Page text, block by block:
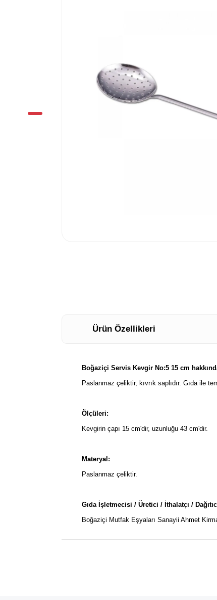
Ürün Özellikleri
Boğaziçi Servis Kevgir No:5 15 cm
Paslanmaz çeliktir, kıvrık saplıdır. Gıda ile
Ölçüleri:
Kevgirin çapı 15 cm'dir, uzunluğu 43 cm'dir.
Materyal:
Paslanmaz çeliktir.
Gıda İşletmecisi / Üretici / İthalatçı /
Boğaziçi Mutfak Eşyaları Sanayii Ahmet